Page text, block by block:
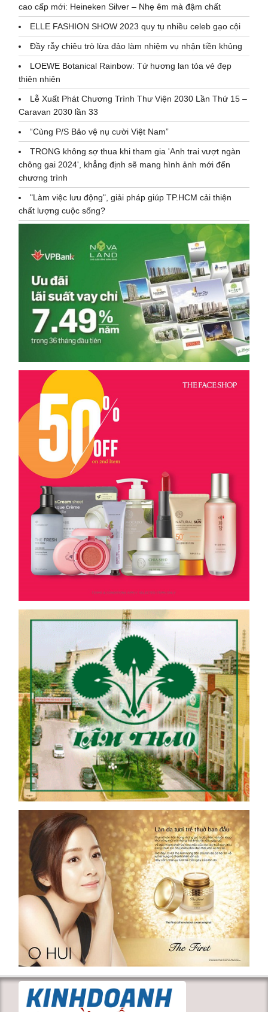
cao cấp mới: Heineken Silver – Nhẹ êm mà đậm chất
ELLE FASHION SHOW 2023 quy tụ nhiều celeb gạo cội
Đầy rẫy chiêu trò lừa đảo làm nhiệm vụ nhận tiền khủng
LOEWE Botanical Rainbow: Tứ hương lan tỏa vẻ đẹp
thiên nhiên
Lễ Xuất Phát Chương Trình Thư Viện 2030 Lần Thứ 15 –
Caravan 2030 lần 33
“Cùng P/S Bảo vệ nụ cười Việt Nam”
TRONG không sợ thua khi tham gia 'Anh trai vượt ngàn
chông gai 2024', khẳng định sẽ mang hình ảnh mới đến
chương trình
"Làm việc lưu động", giải pháp giúp TP.HCM cải thiện
chất lượng cuộc sống?